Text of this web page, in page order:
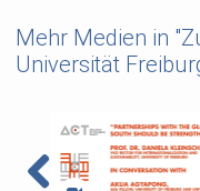
Mehr Medien in
Universität